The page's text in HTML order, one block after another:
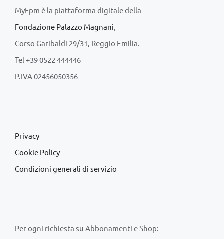
MyFpm è la piattaforma digitale della
Fondazione Palazzo Magnani,
Corso Garibaldi 29/31, Reggio Emilia.
Tel +39 0522 444446
P.IVA 02456050356
Privacy
Cookie Policy
Condizioni generali di servizio
Per ogni richiesta su Abbonamenti e Shop: